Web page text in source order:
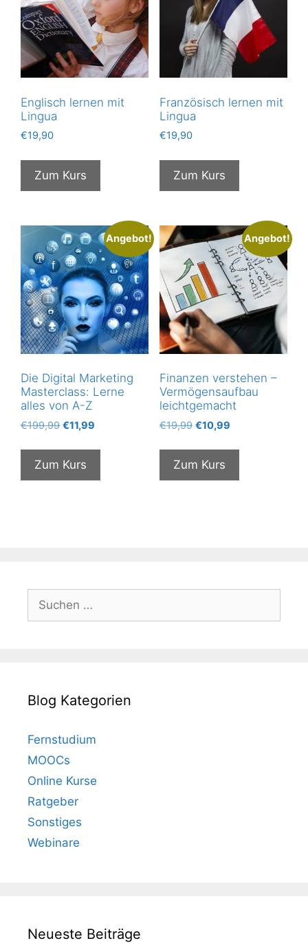
Englisch lernen mit
Lingua
€19,90
Zum Kurs
Französisch lernen mit
Lingua
€19,90
Zum Kurs
Angebot!
Die Digital Marketing
Masterclass: Lerne
alles von A-Z
€199,99 Ursprünglicher
war:
€199,99
€11,99
ist:
Zum Kurs
Angebot!
Finanzen verstehen –
Vermögensaufbau
leichtgemacht
€19,99 Ursprünglicher
war:
€19,99
€10,99Aktueller
ist:
Zum Kurs
nach:
Blog Kategorien
Fernstudium
MOOCs
Online Kurse
Ratgeber
Sonstiges
Webinare
Neueste Beiträge